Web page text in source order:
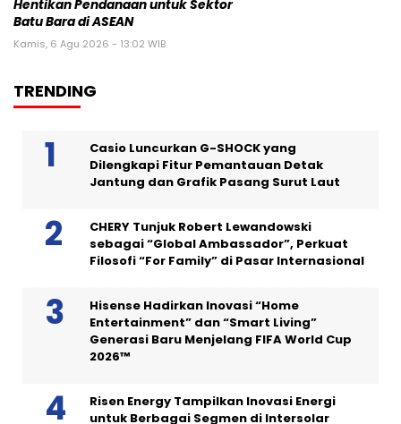
Hentikan Pendanaan untuk Sektor
Batu Bara di ASEAN
Kamis, 6 Agu 2026 - 13:02 WIB
TRENDING
Casio Luncurkan G-SHOCK yang
Dilengkapi Fitur Pemantauan Detak
Jantung dan Grafik Pasang Surut Laut
CHERY Tunjuk Robert Lewandowski
sebagai “Global Ambassador”, Perkuat
Filosofi “For Family” di Pasar Internasional
Hisense Hadirkan Inovasi “Home
Entertainment” dan “Smart Living”
Generasi Baru Menjelang FIFA World Cup
2026™
Risen Energy Tampilkan Inovasi Energi
untuk Berbagai Segmen di Intersolar